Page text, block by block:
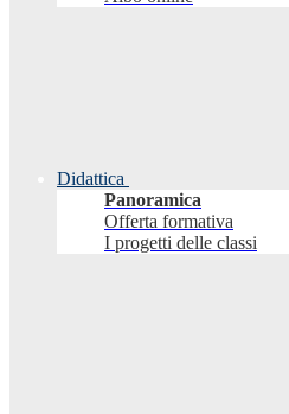
Didattica
Panoramica
Offerta formativa
I progetti delle classi